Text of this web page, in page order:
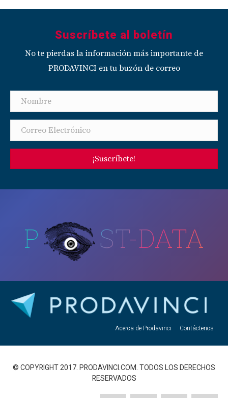
Suscríbete al boletín
No te pierdas la información más importante de
PRODAVINCI en tu buzón de correo
¡Suscríbete!
P ST-DATA
Acerca de Prodavinci Contáctenos
© COPYRIGHT 2017. PRODAVINCI.COM. TODOS LOS DERECHOS
RESERVADOS